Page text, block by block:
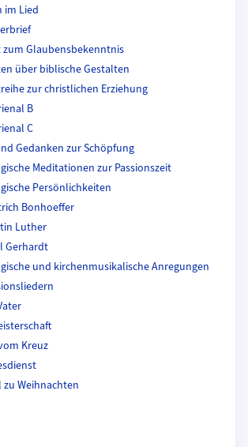
im Lied
zum Glaubensbekenntnis
über biblische Gestalten
zur christlichen Erziehung
B
C
Gedanken zur Schöpfung
Meditationen zur Passionszeit
Persönlichkeiten
Bonhoeffer
Luther
Gerhardt
und kirchenmusikalische Anregungen
Kreuz
zu Weihnachten